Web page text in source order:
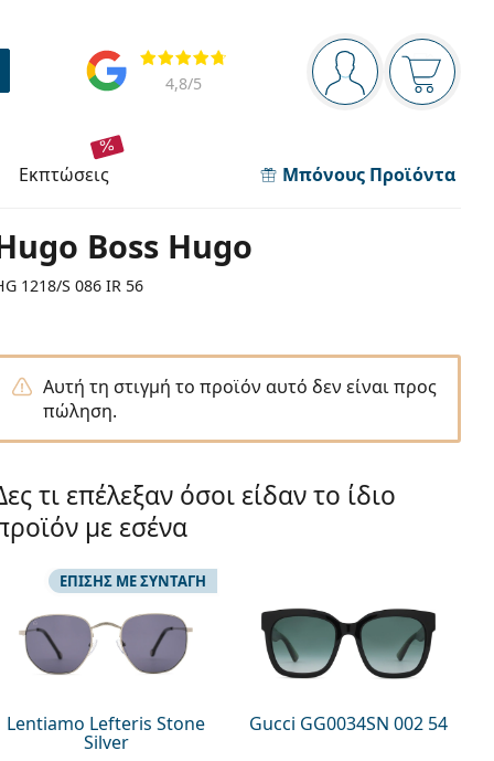
Πίνακας πλοήγησης
Είστε
Το
Αξιολογήσεις
4,8/5
εκπτώσεις Μπόνους Προϊόντα
Boss Hugo
1218/S 086 IR 56
Αυτή τη στιγμή το προϊόν αυτό δεν είναι προς
πώληση.
τι επέλεξαν όσοι είδαν το ίδιο
με εσένα
Lentiamo Lefteris Stone
Silver
ΕΠΊΣΗΣ ΜΕ ΣΥΝΤΑΓΉ
Gucci GG0034SN 002 54